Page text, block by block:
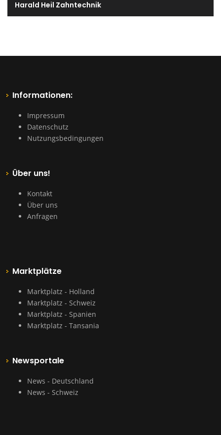
Harald Heil Zahntechnik
Informationen:
Impressum
Datenschutz
Nutzungsbedingungen
Über uns!
Kontakt
Über uns
Anfragen
Marktplätze
Marktplatz - Holland
Marktplatz - Schweiz
Marktplatz - Spanien
Marktplatz - Tansania
Newsportale
News - Deutschland
News - Schweiz